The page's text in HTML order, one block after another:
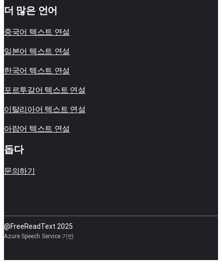
더 많은 언어
중국어 텍스트 연설
일본어 텍스트 연설
한국어 텍스트 연설
포르투갈어 텍스트 연설
이탈리아어 텍스트 연설
아랍어 텍스트 연설
돕다
문의하기
@FreeReadText 2025
Azure Speech Service 기반